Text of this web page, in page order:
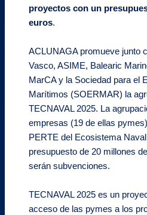
proyectos con un
euros.
ACLUNAGA promueve junto
Vasco, ASIME, Balearic
MarCA y la Sociedad para el
Marítimos (SOERMAR) la
TECNAVAL 2025. La
empresas (19 de ellas
PERTE del Ecosistema
presupuesto de 20 millones
serán subvenciones.
TECNAVAL 2025 es un
acceso de las pymes a los